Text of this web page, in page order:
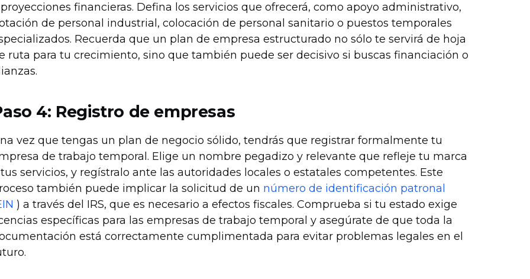
financieras. Defina los servicios que ofrecerá, como apoyo administrativo,
de personal industrial, colocación de personal sanitario o puestos temporales
Recuerda que un plan de empresa estructurado no sólo te servirá de hoja
ruta para tu crecimiento, sino que también puede ser decisivo si buscas financiación o
4: Registro de empresas
vez que tengas un plan de negocio sólido, tendrás que registrar formalmente tu
de trabajo temporal. Elige un nombre pegadizo y relevante que refleje tu marca
servicios, y regístralo ante las autoridades locales o estatales competentes. Este
también puede implicar la solicitud de un número de identificación patronal
) a través del IRS, que es necesario a efectos fiscales. Comprueba si tu estado exige
específicas para las empresas de trabajo temporal y asegúrate de que toda la
está correctamente cumplimentada para evitar problemas legales en el